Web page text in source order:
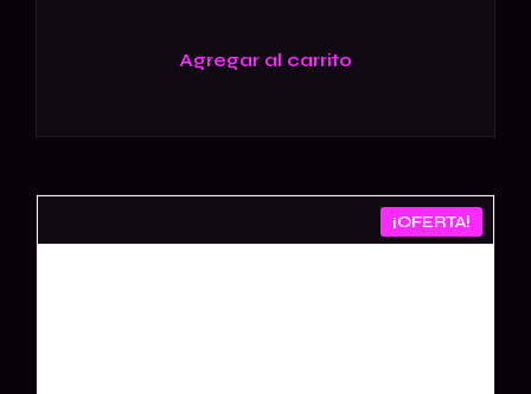
Agregar al carrito
¡OFERTA!